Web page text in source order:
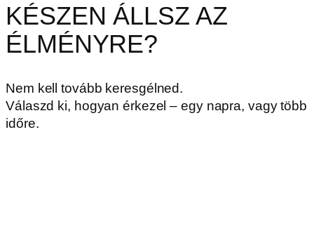
KÉSZEN ÁLLSZ AZ
ÉLMÉNYRE?
Nem kell tovább keresgélned.
Válaszd ki, hogyan érkezel – egy napra, vagy több
időre.